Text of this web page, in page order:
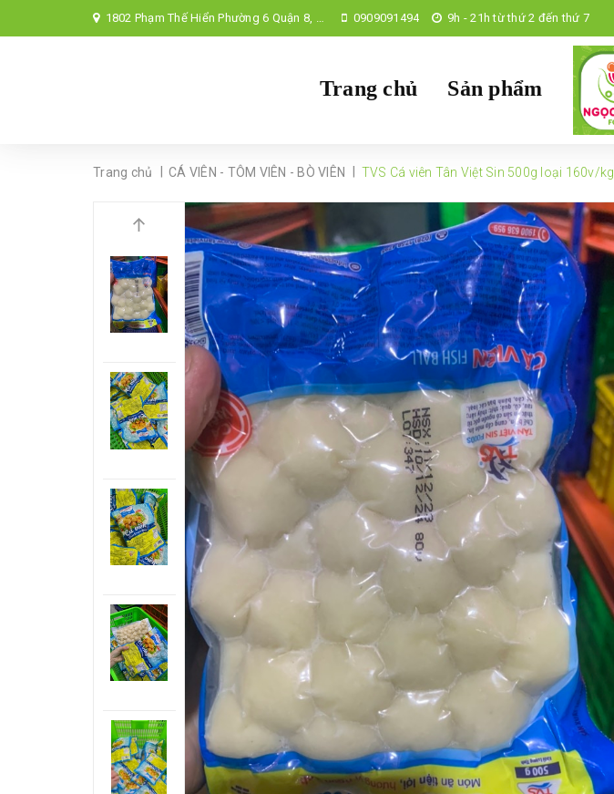
1802 Phạm Thế Hiển Phường 6 Quận 8, TP Hồ Chí Minh, 0909091494 9h - 21h từ thứ 2 đến thứ 7
Trang chủ Sản phẩm
Trang chủ CÁ VIÊN - TÔM VIÊN - BÒ VIÊN TVS Cá viên Tân Việt Sin 500g loại 160v/kg